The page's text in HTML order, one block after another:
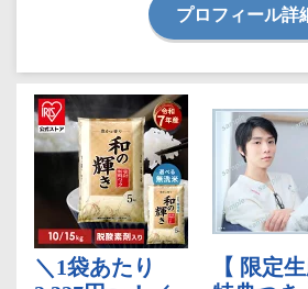
プロフィール詳